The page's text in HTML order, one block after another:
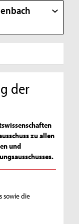
der
zu allen
und
sowie die